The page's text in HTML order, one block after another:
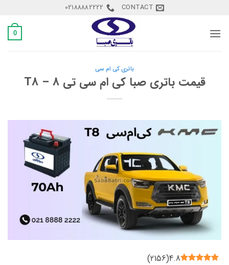
content
CONTACT
02188882222
0
باتری کی ام سی
قیمت باتری صبا کی ام سی تی 8 – T8
4.8
(
2156
)